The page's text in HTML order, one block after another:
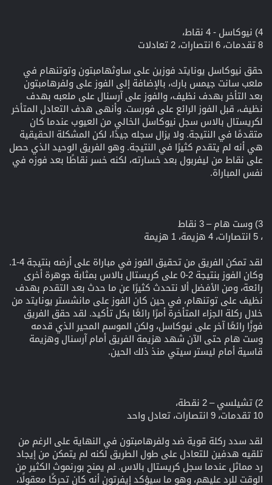
4) نيوكاسل - 4 نقاط،
8 تقدمات، 6 انتصارات، 2 تعادلات
حقق نيوكاسل يونايتد فوزين على ساوثهامبتون وتوتنهام في
ملعب سانت جيمس بارك، بالإضافة إلى الفوز على ولفرهامبتون
بعد التأخر بهدف نظيف، والفوز على آرسنال على ملعبه بهدف
نظيف، قبل الفوز الرائع على فورست. وأنهى هدف التعادل المتأخر
لكريستال بالاس سجل نيوكاسل الخالي من العيوب عندما كان
متقدمًا في النتيجة. ولا يزال سجله جيدًا، لكن المشكلة الحقيقية
هي أنه لم يتقدم كثيرًا في النتيجة. وهو الفريق الوحيد الذي حصل
على نقاط من ليفربول بعد خسارته، لكنه خسر نقاطًا بعد فوزه في
نفس المباراة.
3) وست هام – 3 نقاط
، 5 انتصارات، 4 هزيمة، 1 هزيمة
لقد تمكن الفريق من تحقيق الفوز في مباراة على أرضه بنتيجة 4-1.
وكان الفوز بنتيجة 2-0 على كريستال بالاس بمثابة جوهرة أخرى
رائعة، ومن الأفضل ألا نتحدث كثيرًا عن ما حدث بعد التقدم بهدف
نظيف على توتنهام، في حين كان الفوز على مانشستر يونايتد من
خلال ركلة الجزاء المتأخرة أمرًا رائعًا بكل تأكيد. لقد حقق الفريق
فوزًا رائعًا آخر على نيوكاسل، ولكن الموسم المحير الذي قدمه
وست هام حتى الآن شهد هزيمة الفريق أمام آرسنال وهزيمة
قاسية أمام ليستر سيتي منذ ذلك الحين.
2) تشيلسي – 2 نقطة،
10 تقدمات، 9 انتصارات، تعادل واحد
لقد سدد ركلة قوية ضد ولفرهامبتون في النهاية على الرغم من
تلقيه هدفين للتعادل على طول الطريق لكنه لم يتمكن من إيجاد
رد مماثل عندما سجل كريستال بالاس. لم يمنح بورنموث الكثير من
الوقت للرد عليهم، وهو ما سيؤكد إيفرتون أنه كان تحركًا معقولًا،